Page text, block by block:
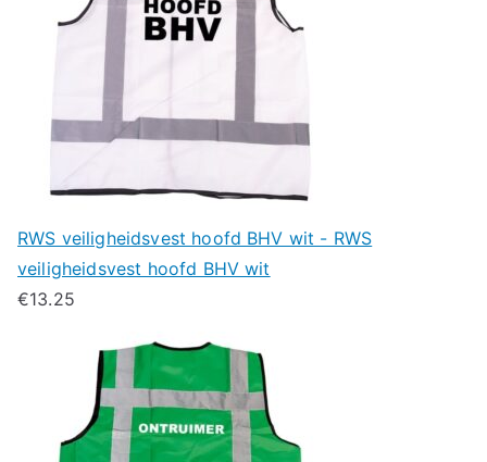
RWS veiligheidsvest hoofd BHV wit - RWS
veiligheidsvest hoofd BHV wit
€13.25